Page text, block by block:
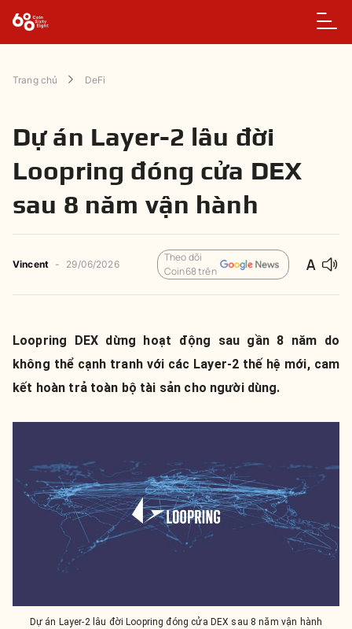
Trang chủ DeFi
Dự án Layer-2 lâu đời
Loopring đóng cửa DEX
sau 8 năm vận hành
Vincent - 29/06/2026
Theo dõi
Coin68 trên
Loopring DEX dừng hoạt động sau gần 8 năm do
không thể cạnh tranh với các Layer-2 thế hệ mới, cam
kết hoàn trả toàn bộ tài sản cho người dùng.
Dự án Layer-2 lâu đời Loopring đóng cửa DEX sau 8 năm vận hành